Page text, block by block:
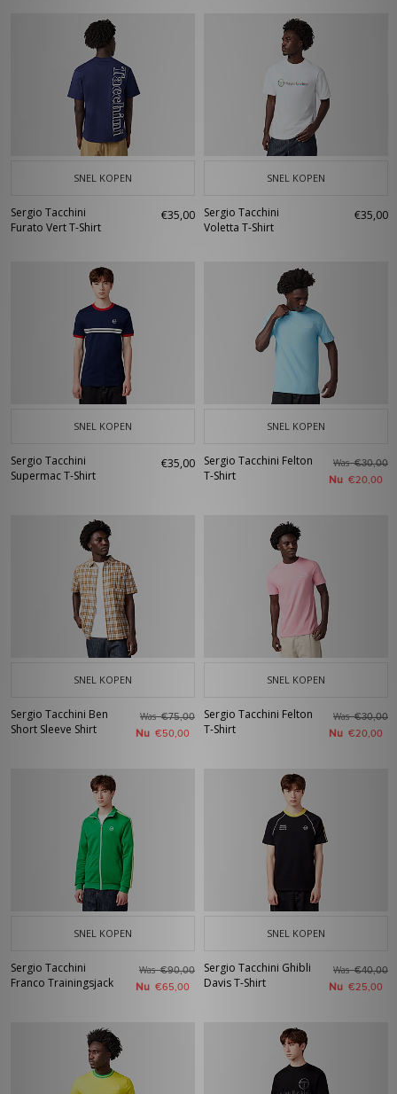
SNEL KOPEN
Sergio Tacchini
Furato Vert T-Shirt
€35,00
SNEL KOPEN
Sergio Tacchini
Voletta T-Shirt
€35,00
SNEL KOPEN
Sergio Tacchini
Supermac T-Shirt
€35,00
SNEL KOPEN
Sergio Tacchini Felton
T-Shirt
Was€30,00
Nu €20,00
SNEL KOPEN
Sergio Tacchini Ben
Short Sleeve Shirt
Was€75,00
Nu €50,00
SNEL KOPEN
Sergio Tacchini Felton
T-Shirt
Was€30,00
Nu €20,00
SNEL KOPEN
Sergio Tacchini
Franco Trainingsjack
Was€90,00
Nu €65,00
SNEL KOPEN
Sergio Tacchini Ghibli
Davis T-Shirt
Was€40,00
Nu €25,00